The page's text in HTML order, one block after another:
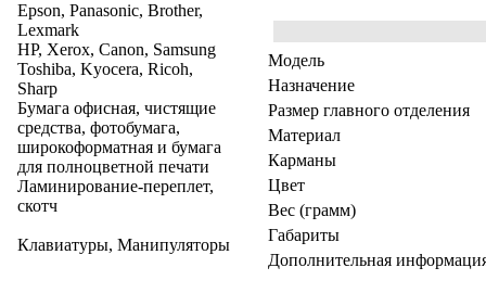
Epson, Panasonic, Brother,
Lexmark
HP, Xerox, Canon, Samsung
Toshiba, Kyocera, Ricoh,
Sharp
Бумага офисная, чистящие
средства, фотобумага,
широкоформатная и бумага
для полноцветной печати
Ламинирование-переплет,
скотч
Клавиатуры, Манипуляторы
Модель
Назначение
Размер главного отделения
Материал
Карманы
Цвет
Вес (грамм)
Габариты
Дополнительная